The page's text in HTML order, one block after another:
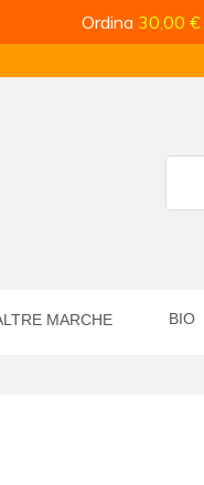
Ordina 30,00 €
MARCHE BIO